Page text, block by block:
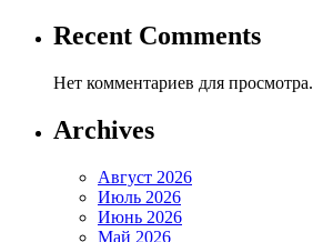
Recent Comments
Нет комментариев для просмотра.
Archives
Август 2026
Июль 2026
Июнь 2026
Май 2026